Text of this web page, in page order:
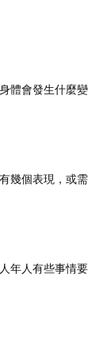
體會發生什麼變
幾個表現，或需
年人有些事情要